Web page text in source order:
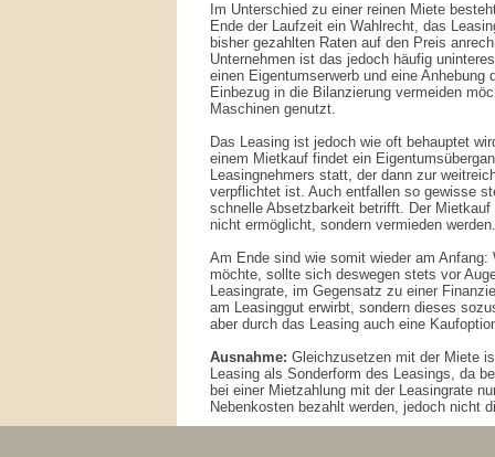
Im Unterschied zu einer reinen Miete
Ende der Laufzeit ein Wahlrecht, das
bisher gezahlten Raten auf den Preis
Unternehmen ist das jedoch häufig
einen Eigentumserwerb und eine Anhebung
Einbezug in die Bilanzierung vermeiden
Maschinen genutzt.
Das Leasing ist jedoch wie oft behauptet
einem Mietkauf findet ein
Leasingnehmers statt, der dann zur
verpflichtet ist. Auch entfallen so gewisse
schnelle Absetzbarkeit betrifft. Der
nicht ermöglicht, sondern vermieden werden.
Am Ende sind wie somit wieder am
möchte, sollte sich deswegen stets vor
Leasingrate, im Gegensatz zu einer
am Leasinggut erwirbt, sondern dieses
aber durch das Leasing auch eine
Ausnahme: Gleichzusetzen mit der Miete
Leasing als Sonderform des Leasings, da
bei einer Mietzahlung mit der Leasingrate
Nebenkosten bezahlt werden, jedoch nicht